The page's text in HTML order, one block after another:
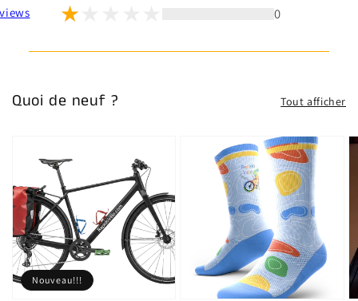
0
Quoi de neuf ? Tout afficher
Nouveau!!!